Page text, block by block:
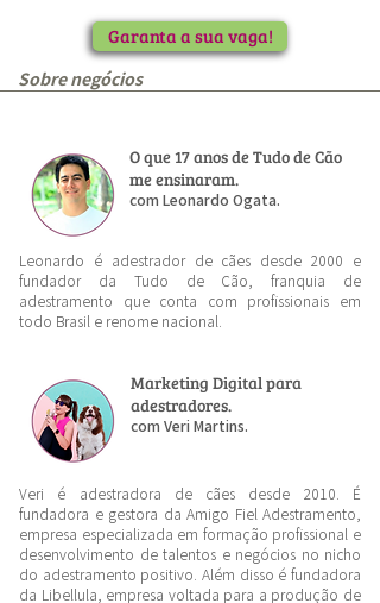
Garanta a sua vaga!
Sobre negócios
O que 17 anos de Tudo de Cão
me ensinaram.
com Leonardo Ogata.
Leonardo é adestrador de cães desde 2000 e
fundador da Tudo de Cão, franquia de
adestramento que conta com profissionais em
todo Brasil e renome nacional.
Marketing Digital para
adestradores.
com Veri Martins.
Veri é adestradora de cães desde 2010. É
fundadora e gestora da Amigo Fiel Adestramento,
empresa especializada em formação profissional e
desenvolvimento de talentos e negócios no nicho
do adestramento positivo. Além disso é fundadora
da Libellula, empresa voltada para a produção de